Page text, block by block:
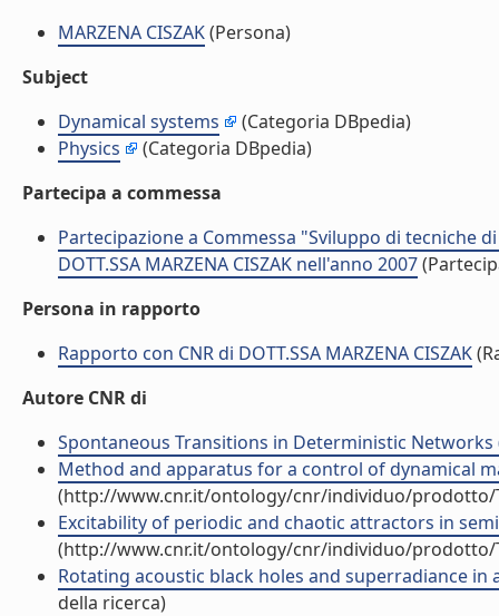
MARZENA CISZAK(Persona)
Subject
Dynamical systems
(Categoria DBpedia)
Physics
(Categoria DBpedia)
Partecipa a commessa
Partecipazione a Commessa "Sviluppo di tecniche
DOTT.SSA MARZENA CISZAK nell'anno 2007
Persona in rapporto
Rapporto con CNR di DOTT.SSA MARZENA CISZAK
Autore CNR di
Spontaneous Transitions in Deterministic
Method and apparatus for a control of dynamical
(http://www.cnr.it/ontology/cnr/individuo/prodotto/
Excitability of periodic and chaotic attractors in
(http://www.cnr.it/ontology/cnr/individuo/prodotto/
Rotating acoustic black holes and superradiance
della ricerca)